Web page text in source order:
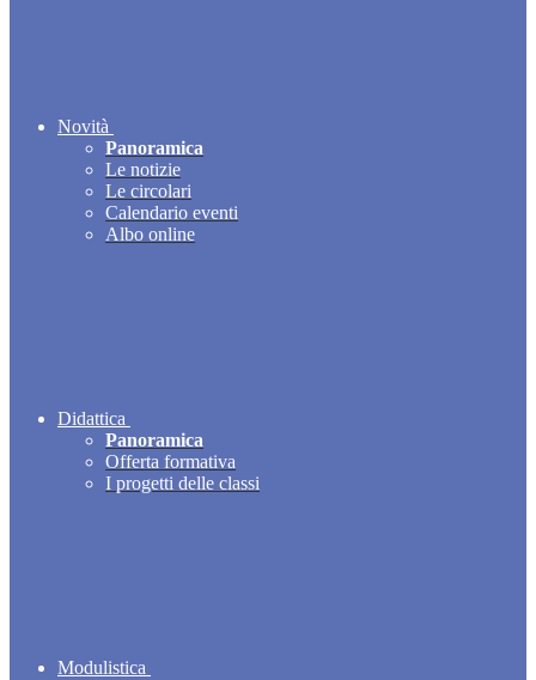
Novità
Panoramica
Le notizie
Le circolari
Calendario eventi
Albo online
Didattica
Panoramica
Offerta formativa
I progetti delle classi
Modulistica